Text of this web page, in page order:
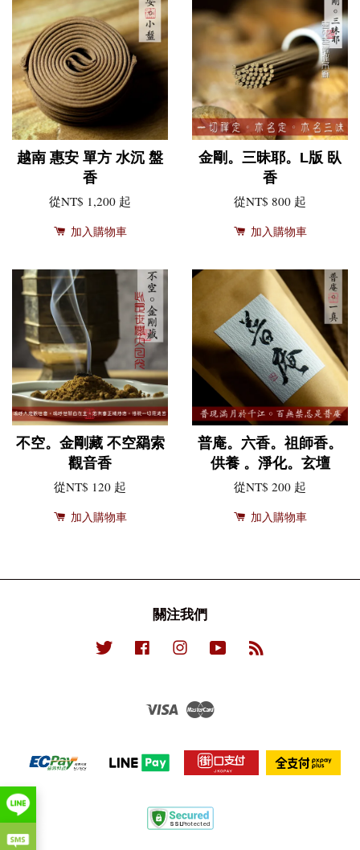
越南 惠安 單方 水沉 盤
香
從NT$ 1,200 起
加入購物車
金剛。三昧耶。L版 臥
香
從NT$ 800 起
加入購物車
不空。金剛藏 不空羂索
觀音香
從NT$ 120 起
加入購物車
普庵。六香。祖師香。
供養 。淨化。玄壇
從NT$ 200 起
加入購物車
關注我們
Twitter Facebook Instagram YouTube
Visa